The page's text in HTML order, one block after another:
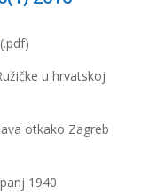
(.pdf)
u hrvatskoj
otkako Zagreb
1940